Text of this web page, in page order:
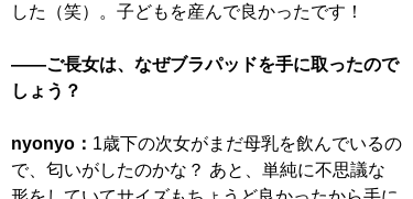
した（笑）。子どもを産んで良かったです！
――ご長女は、なぜブラパッドを手に取ったので
しょう？
nyonyo： 1歳下の次女がまだ母乳を飲んでいるの
で、匂いがしたのかな？ あと、単純に不思議な